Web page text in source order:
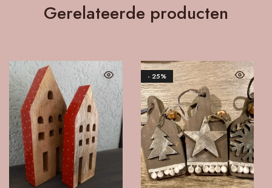
Gerelateerde producten
- 25%